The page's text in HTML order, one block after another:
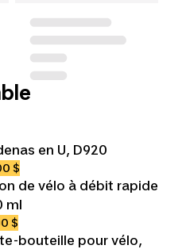
en U, D920
$
de vélo à débit rapide
ml
$
bouteille pour vélo,